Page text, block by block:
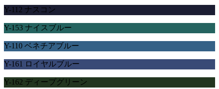
Y-112 ナスコン
Y-153 ナイスブルー
Y-110 ベネチアブルー
Y-161 ロイヤルブルー
Y-162 ディープグリーン